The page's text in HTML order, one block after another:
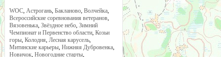
WOC, Астрогань, Бакланово, Волчейка,
Всероссийские соревнования ветеранов,
Вязовенька, Звёздное небо, Зимний
Чемпионат и Первенство области, Козьи
горы, Колодня, Лесная карусель,
Митинские карьеры, Нижняя Дубровенка,
Новичок, Новогодние старты,